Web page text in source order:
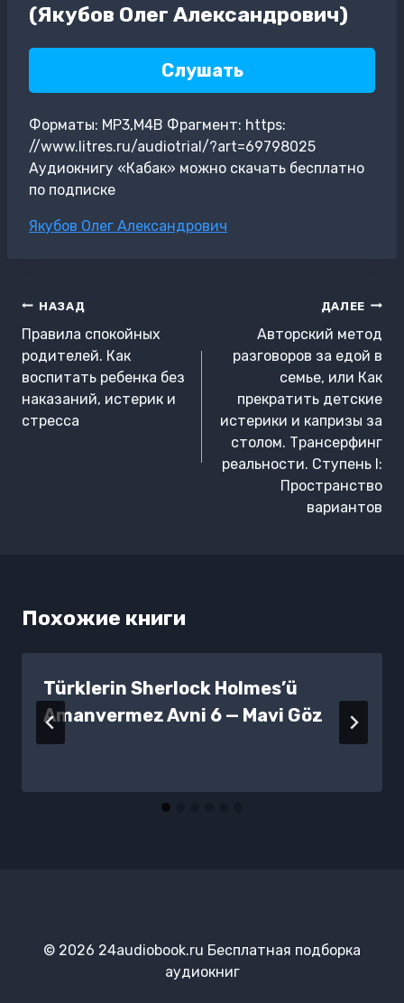
(Якубов Олег Александрович)
Слушать
Форматы: MP3,M4B Фрагмент: https:
//www.litres.ru/audiotrial/?art=69798025
Аудиокнигу «Кабак» можно скачать бесплатно
по подписке
Метки
Якубов Олег Александрович
Навигация
по
записям
НАЗАД
Правила спокойных
родителей. Как
воспитать ребенка без
наказаний, истерик и
стресса
ДАЛЕЕ
Авторский метод
разговоров за едой в
семье, или Как
прекратить детские
истерики и капризы за
столом. Трансерфинг
реальности. Ступень I:
Пространство
вариантов
Похожие книги
Türklerin Sherlock Holmes’ü
Amanvermez Avni 6 — Mavi Göz
© 2026 24audiobook.ru Бесплатная подборка
аудиокниг